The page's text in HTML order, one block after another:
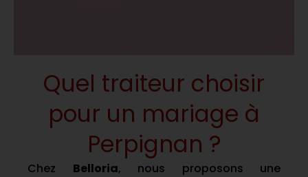
Quel traiteur choisir
pour un mariage à
Perpignan ?
Chez Belloria, nous proposons une